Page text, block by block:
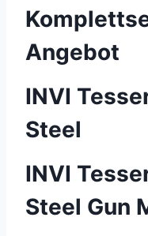
Angebot
INVI
Steel
INVI
Steel Gun